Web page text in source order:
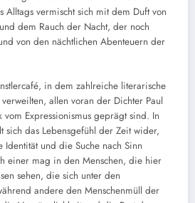
Alltags vermischt sich mit dem Duft von
dem Rauch der Nacht, der noch
von den nächtlichen Abenteuern der
in dem zahlreiche literarische
allen voran der Dichter Paul
vom Expressionismus geprägt sind. In
sich das Lebensgefühl der Zeit wider,
Identität und die Suche nach Sinn
einer mag in den Menschen, die hier
sehen, die sich unter den
andere den Menschenmüll der